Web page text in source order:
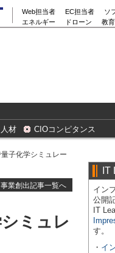
Web担当者 EC担当者
ソ
エネルギー
ドローン 教
材 CIOコンピタンス
子化学シミュレー
事業創出記事一覧へ
ミュレ
IT
イン
公開
IT
す。
・ イ